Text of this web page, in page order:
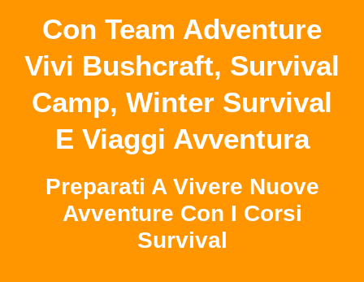
Con Team Adventure
Vivi Bushcraft, Survival
Camp, Winter Survival
E Viaggi Avventura
Preparati A Vivere Nuove
Avventure Con I Corsi
Survival